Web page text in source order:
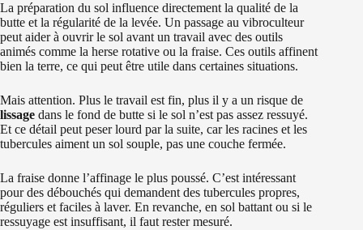
La préparation du sol influence directement la qualité de la
butte et la régularité de la levée. Un passage au vibroculteur
peut aider à ouvrir le sol avant un travail avec des outils
animés comme la herse rotative ou la fraise. Ces outils affinent
bien la terre, ce qui peut être utile dans certaines situations.
Mais attention. Plus le travail est fin, plus il y a un risque de
lissage dans le fond de butte si le sol n’est pas assez ressuyé.
Et ce détail peut peser lourd par la suite, car les racines et les
tubercules aiment un sol souple, pas une couche fermée.
La fraise donne l’affinage le plus poussé. C’est intéressant
pour des débouchés qui demandent des tubercules propres,
réguliers et faciles à laver. En revanche, en sol battant ou si le
ressuyage est insuffisant, il faut rester mesuré.